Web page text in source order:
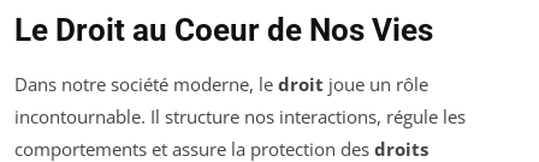
Le Droit au Coeur de Nos Vies
Dans notre société moderne, le droit joue un rôle
incontournable. Il structure nos interactions, régule les
comportements et assure la protection des droits